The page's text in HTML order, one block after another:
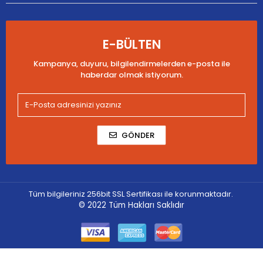
E-BÜLTEN
Kampanya, duyuru, bilgilendirmelerden e-posta ile
haberdar olmak istiyorum.
GÖNDER
Tüm bilgileriniz 256bit SSL Sertifikası ile korunmaktadır.
© 2022 Tüm Hakları Saklıdır